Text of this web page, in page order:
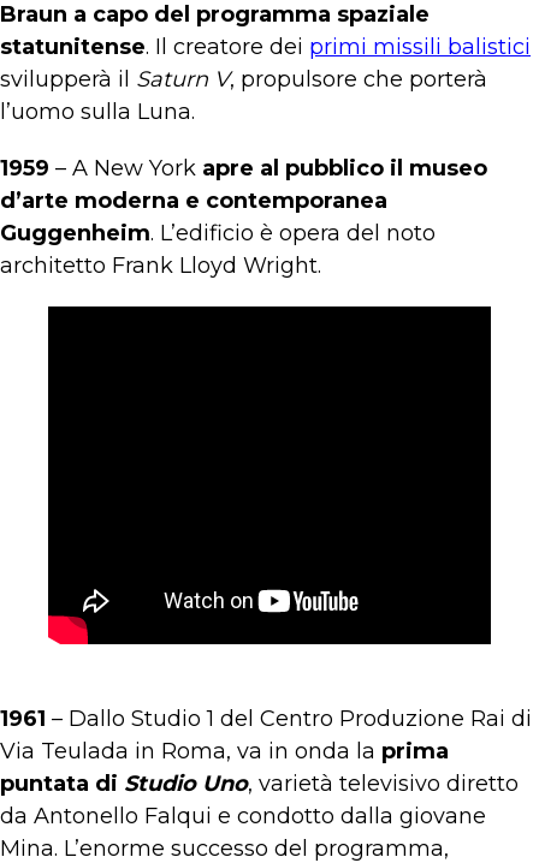
Braun a capo del programma spaziale
statunitense. Il creatore dei primi missili balistici
svilupperà il Saturn V, propulsore che porterà
l’uomo sulla Luna.
1959 – A New York apre al pubblico il museo
d’arte moderna e contemporanea
Guggenheim. L’edificio è opera del noto
architetto Frank Lloyd Wright.
1961 – Dallo Studio 1 del Centro Produzione Rai di
Via Teulada in Roma, va in onda la prima
puntata di Studio Uno, varietà televisivo diretto
da Antonello Falqui e condotto dalla giovane
Mina. L’enorme successo del programma,